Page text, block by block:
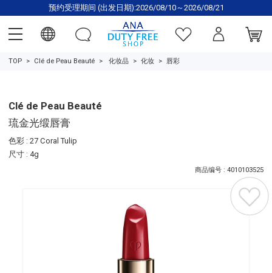
预约受理期间 (出发日期):2026/08/10～2026/08/21
TOP Clé de Peau Beauté 化妆品 化妆 唇彩
Clé de Peau Beauté
琉金光缎唇膏
色彩 : 27 Coral Tulip
尺寸 : 4g
商品编号 : 4010103525